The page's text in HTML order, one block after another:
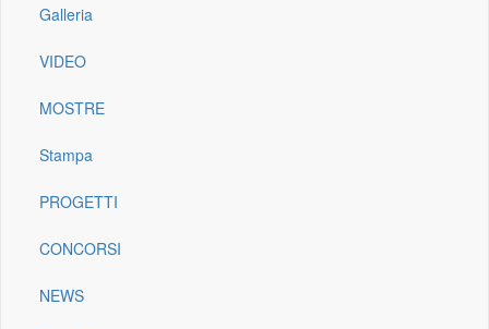
Galleria
VIDEO
MOSTRE
Stampa
PROGETTI
CONCORSI
NEWS